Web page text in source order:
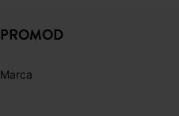
PROMOD
Marca